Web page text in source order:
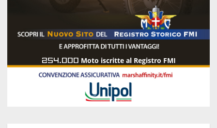
254.000 Moto iscritte al Registro FMI